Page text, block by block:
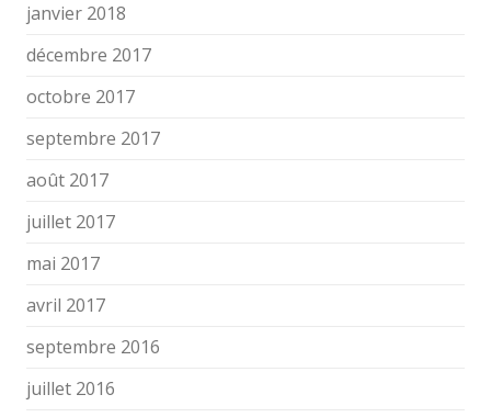
janvier 2018
décembre 2017
octobre 2017
septembre 2017
août 2017
juillet 2017
mai 2017
avril 2017
septembre 2016
juillet 2016